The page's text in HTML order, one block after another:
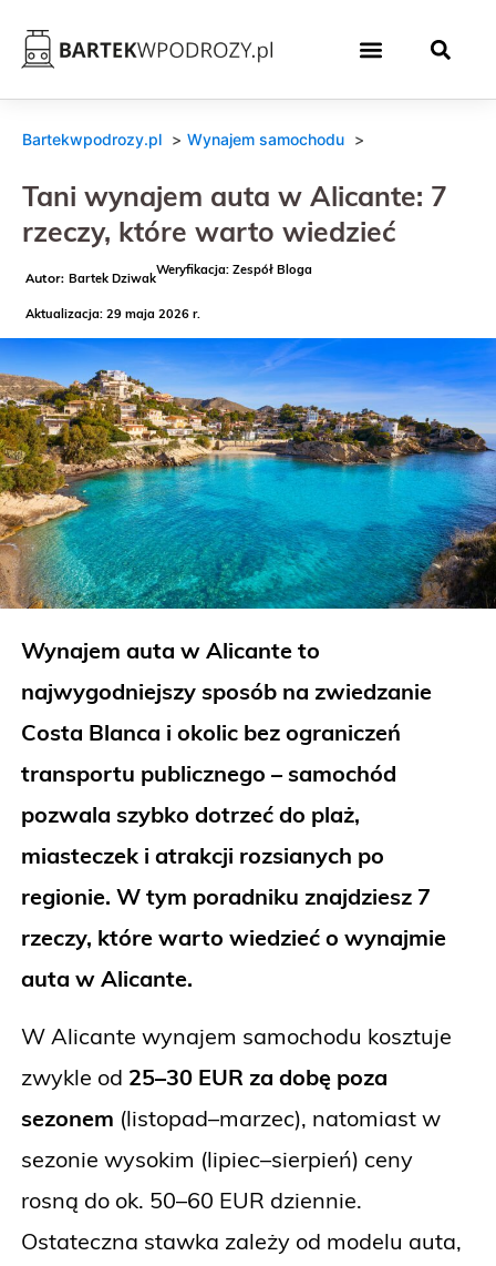
Bartekwpodrozy.pl Wynajem samochodu
Tani wynajem auta w Alicante: 7
rzeczy, które warto wiedzieć
Bartek Dziwak
Weryfikacja: Zespół Bloga
Aktualizacja: 29 maja 2026 r.
Wynajem auta w Alicante to
najwygodniejszy sposób na zwiedzanie
Costa Blanca i okolic bez ograniczeń
transportu publicznego – samochód
pozwala szybko dotrzeć do plaż,
miasteczek i atrakcji rozsianych po
regionie. W tym poradniku znajdziesz 7
rzeczy, które warto wiedzieć o wynajmie
auta w Alicante.
W Alicante wynajem samochodu kosztuje
zwykle od 25–30 EUR za dobę poza
sezonem (listopad–marzec), natomiast w
sezonie wysokim (lipiec–sierpień) ceny
rosną do ok. 50–60 EUR dziennie.
Ostateczna stawka zależy od modelu auta,